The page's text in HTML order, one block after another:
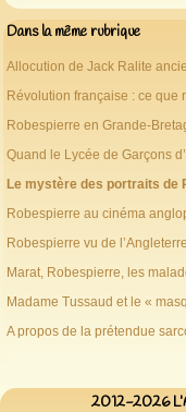
Dans la même rubrique
Allocution de Jack Ralite
Révolution française : ce que
Robespierre en Grande-
Quand le Lycée de Garçons
Le mystère des portraits de
Robespierre au cinéma
Robespierre vu de l’Angleterre
Marat, Robespierre, les
Madame Tussaud et le «
A propos de la prétendue
2012-2026